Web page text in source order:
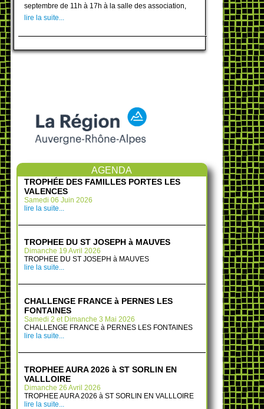
septembre de 11h à 17h à la salle des association,
lire la suite...
AGENDA
TROPHÉE DES FAMILLES PORTES LES
VALENCES
Samedi 06 Juin 2026
lire la suite...
TROPHEE DU ST JOSEPH à MAUVES
Dimanche 19 Avril 2026
TROPHEE DU ST JOSEPH à MAUVES
lire la suite...
CHALLENGE FRANCE à PERNES LES
FONTAINES
Samedi 2 et Dimanche 3 Mai 2026
CHALLENGE FRANCE à PERNES LES FONTAINES
lire la suite...
TROPHEE AURA 2026 à ST SORLIN EN
VALLLOIRE
Dimanche 26 Avril 2026
TROPHEE AURA 2026 à ST SORLIN EN VALLLOIRE
lire la suite...